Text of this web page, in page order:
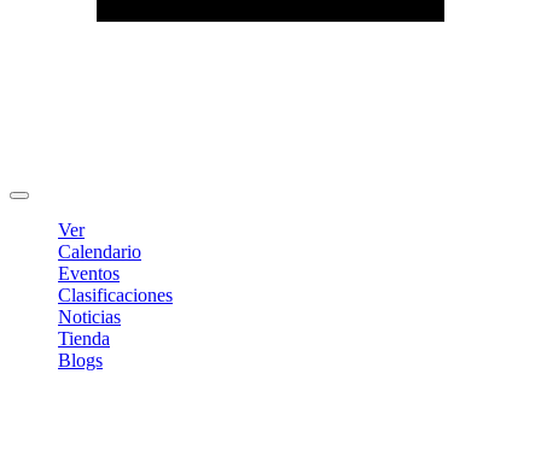
Ver
Calendario
Eventos
Clasificaciones
Noticias
Tienda
Blogs